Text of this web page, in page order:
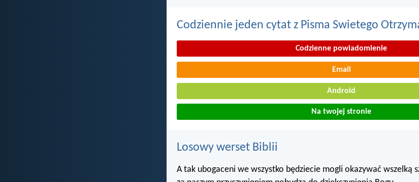
Codziennie jeden cytat z Pisma Swietego
Codzienne powiadomienie
Email
Android
Na twojej stronie
Losowy werset Biblii
A tak ubogaceni we wszystko będziecie mogli okazywać wszelką